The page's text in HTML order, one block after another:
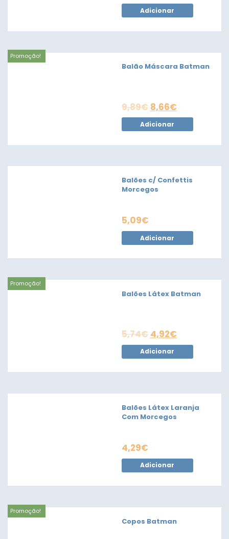
Adicionar
Promoção!
Balão Máscara Batman
9,89€ 8,66€
Adicionar
Balões c/ Confettis
Morcegos
5,09€
Adicionar
Promoção!
Balões Látex Batman
5,74€ 4,92€
Adicionar
Balões Látex Laranja
Com Morcegos
4,29€
Adicionar
Promoção!
Copos Batman